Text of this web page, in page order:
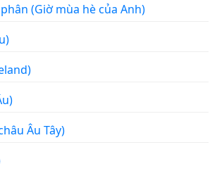
(Giờ mùa hè của Anh)
Âu Tây)